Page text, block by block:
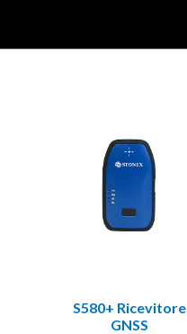
S580+ Ricevitore
GNSS